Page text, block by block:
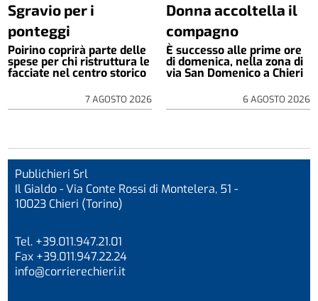
Sgravio per i
ponteggi
Poirino coprirà parte delle
spese per chi ristruttura le
facciate nel centro storico
7 AGOSTO 2026
Donna accoltella il
compagno
È successo alle prime ore
di domenica, nella zona di
via San Domenico a Chieri
6 AGOSTO 2026
Publichieri Srl
Il Gialdo - Via Conte Rossi di Montelera, 51 -
10023 Chieri (Torino)
Tel. +39.011.947.21.01
Fax +39.011.947.22.24
info@corrierechieri.it